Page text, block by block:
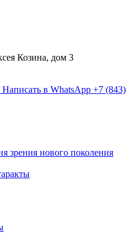
Козина, дом 3
Написать в WhatsApp +7 (843)
зрения нового поколения